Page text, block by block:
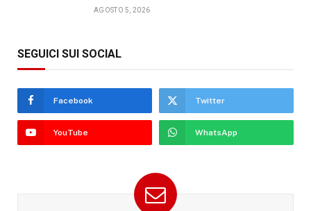
AGOSTO 5, 2026
SEGUICI SUI SOCIAL
Facebook Twitter
YouTube WhatsApp